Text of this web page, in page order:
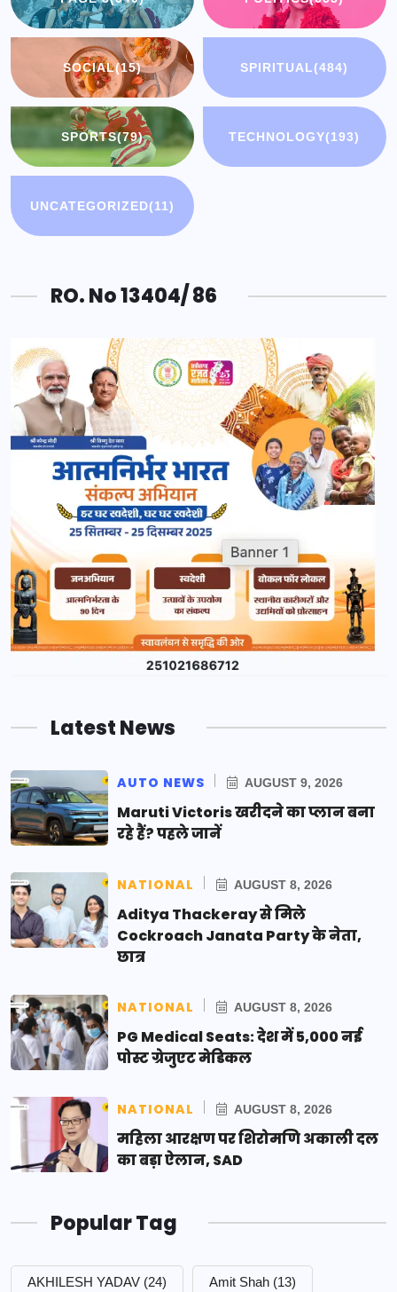
SOCIAL(15) SPIRITUAL(484)
SPORTS(79) TECHNOLOGY(193)
UNCATEGORIZED(11)
RO. No 13404/ 86
Latest News
AUTO NEWS AUGUST 9, 2026
Maruti Victoris खरीदने का प्लान बना
रहे हैं? पहले जानें
NATIONAL AUGUST 8, 2026
Aditya Thackeray से मिले
Cockroach Janata Party के नेता,
छात्र
NATIONAL AUGUST 8, 2026
PG Medical Seats: देश में 5,000 नई
पोस्ट ग्रेजुएट मेडिकल
NATIONAL AUGUST 8, 2026
महिला आरक्षण पर शिरोमणि अकाली दल
का बड़ा ऐलान, SAD
Popular Tag
AKHILESH YADAV (24) Amit Shah (13)